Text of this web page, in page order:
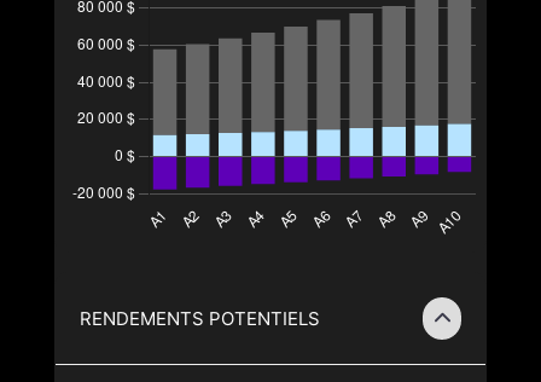
RENDEMENTS POTENTIELS